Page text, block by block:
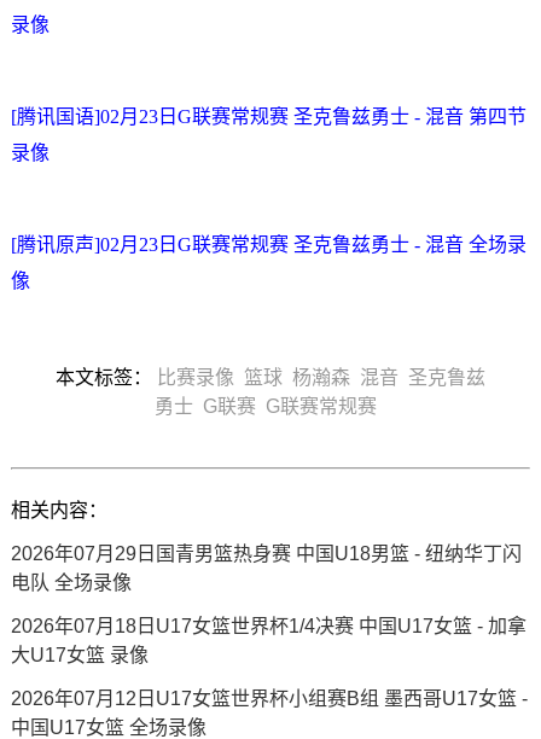
录像
[腾讯国语]02月23日G联赛常规赛 圣克鲁兹勇士 - 混音 第四节
录像
[腾讯原声]02月23日G联赛常规赛 圣克鲁兹勇士 - 混音 全场录
像
本文标签： 比赛录像 篮球 杨瀚森 混音 圣克鲁兹
勇士 G联赛 G联赛常规赛
相关内容：
2026年07月29日国青男篮热身赛 中国U18男篮 - 纽纳华丁闪
电队 全场录像
2026年07月18日U17女篮世界杯1/4决赛 中国U17女篮 - 加拿
大U17女篮 录像
2026年07月12日U17女篮世界杯小组赛B组 墨西哥U17女篮 -
中国U17女篮 全场录像